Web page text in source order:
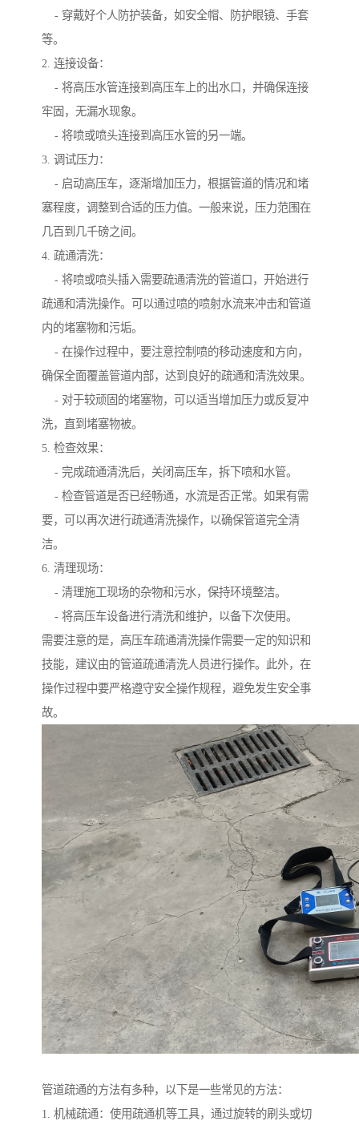
- 穿戴好个人防护装备，如安全帽、防护眼镜、手套
等。
2. 连接设备：
- 将高压水管连接到高压车上的出水口，并确保连接
牢固，无漏水现象。
- 将喷或喷头连接到高压水管的另一端。
3. 调试压力：
- 启动高压车，逐渐增加压力，根据管道的情况和堵
塞程度，调整到合适的压力值。一般来说，压力范围在
几百到几千磅之间。
4. 疏通清洗：
- 将喷或喷头插入需要疏通清洗的管道口，开始进行
疏通和清洗操作。可以通过喷的喷射水流来冲击和管道
内的堵塞物和污垢。
- 在操作过程中，要注意控制喷的移动速度和方向，
确保全面覆盖管道内部，达到良好的疏通和清洗效果。
- 对于较顽固的堵塞物，可以适当增加压力或反复冲
洗，直到堵塞物被。
5. 检查效果：
- 完成疏通清洗后，关闭高压车，拆下喷和水管。
- 检查管道是否已经畅通，水流是否正常。如果有需
要，可以再次进行疏通清洗操作，以确保管道完全清
洁。
6. 清理现场：
- 清理施工现场的杂物和污水，保持环境整洁。
- 将高压车设备进行清洗和维护，以备下次使用。
需要注意的是，高压车疏通清洗操作需要一定的知识和
技能，建议由的管道疏通清洗人员进行操作。此外，在
操作过程中要严格遵守安全操作规程，避免发生安全事
故。
管道疏通的方法有多种，以下是一些常见的方法：
1. 机械疏通：使用疏通机等工具，通过旋转的刷头或切